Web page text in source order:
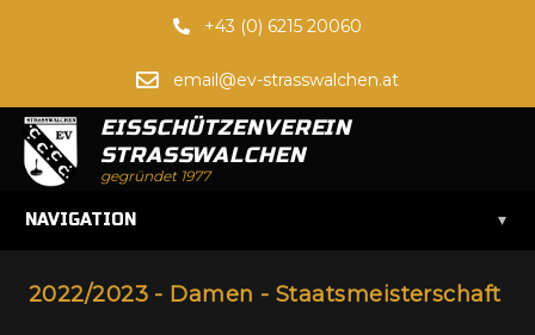
+43 (0) 6215 20060
email@ev-strasswalchen.at
EISSCHÜTZENVEREIN
STRASSWALCHEN
gegründet 1977
NAVIGATION ▾
2022/2023 - Damen - Staatsmeisterschaft